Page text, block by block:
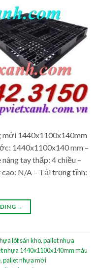
mới 1440x1100x140mm
1440x1100x140 mm –
tay thấp: 4 chiều –
cao: N/A – Tải trọng tĩnh:
→
lót sàn kho,pallet nhựa
nhựa 1440x1100x140mm màu
,pallet nhựa mới